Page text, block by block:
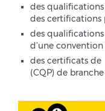
des
des certifications
des
d’une
des certificats
(CQP) de